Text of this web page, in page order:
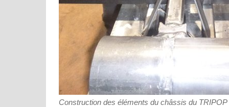
Construction des éléments du châssis du TRIPOP